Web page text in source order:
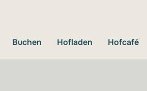
Buchen Hofladen Hofcafé